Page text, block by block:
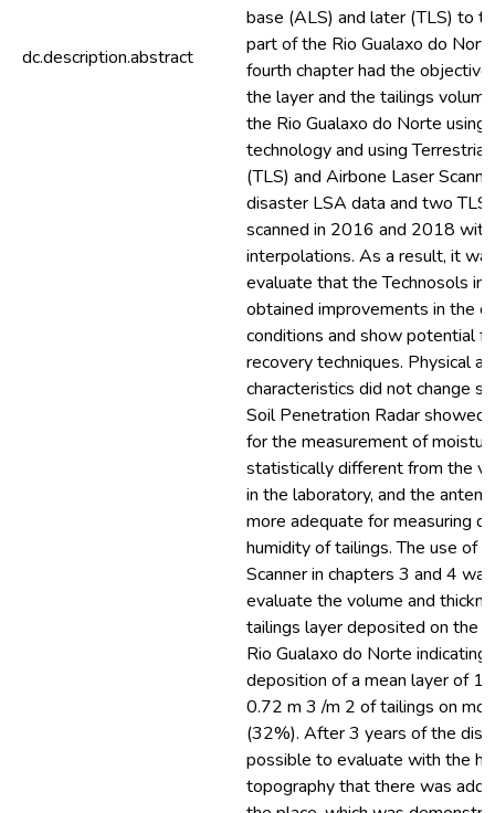
dc.description.abstract
base (ALS) and later (TLS) to
part of the Rio Gualaxo do
fourth chapter had the objective
the layer and the tailings
the Rio Gualaxo do Norte using
technology and using Terrestrial
(TLS) and Airbone Laser
disaster LSA data and two TLS
scanned in 2016 and 2018
interpolations. As a result, it
evaluate that the Technosols in
obtained improvements in the
conditions and show potential
recovery techniques. Physical
characteristics did not change
Soil Penetration Radar
for the measurement of
statistically different from the
in the laboratory, and the
more adequate for measuring
humidity of tailings. The use of
Scanner in chapters 3 and 4
evaluate the volume and
tailings layer deposited on the
Rio Gualaxo do Norte
deposition of a mean layer of
0.72 m 3 /m 2 of tailings on
(32%). After 3 years of the
possible to evaluate with the
topography that there was